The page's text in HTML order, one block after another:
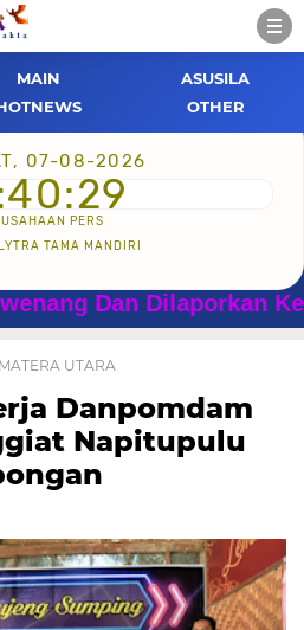
MAIN
ASUSILA
OTHER
07-08-2026
PERS
TAMA MANDIRI
Dan Dilaporkan Ke
UTARA
Danpomdam
Napitupulu